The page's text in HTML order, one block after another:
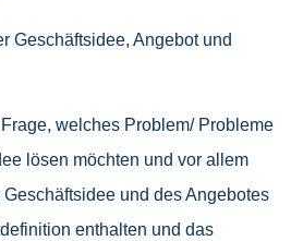
Geschäftsidee, Angebot und
welches Problem/ Probleme
lösen möchten und vor allem
und des Angebotes
enthalten und das